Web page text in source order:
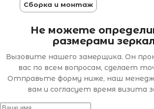
Сборка и монтаж
Не можете
размерами
Вызовите нашего замерщика. Он
вас по всем вопросам, сделает
Отправьте форму ниже, наш
вам и согласует время визита